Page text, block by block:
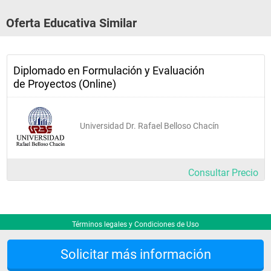
Solicitar más información
Oferta Educativa Similar
Diplomado en Formulación y Evaluación
de Proyectos (Online)
Universidad Dr. Rafael Belloso Chacín
Consultar Precio
Términos legales y Condiciones de Uso